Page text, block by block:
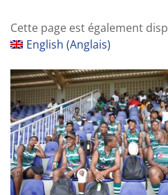
Cette page est également
English (Anglais)